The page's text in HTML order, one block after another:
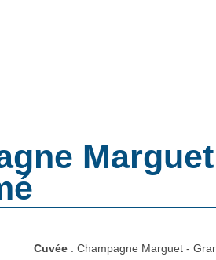
Cuvée : Champagne Marguet -